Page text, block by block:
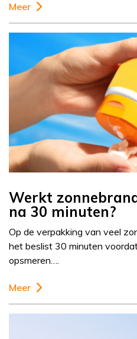
Meer
Werkt
na 30 minuten?
Op de verpakking van veel
het beslist 30 minuten
opsmeren….
Meer